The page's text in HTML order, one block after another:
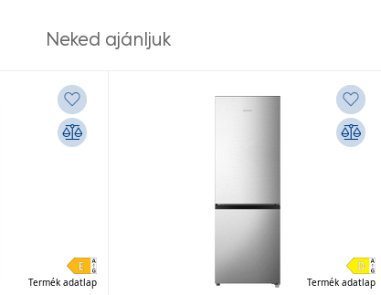
Neked ajánljuk
Termék adatlap Termék adatlap